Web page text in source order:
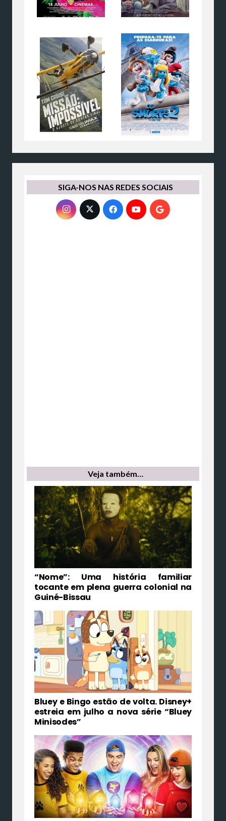
SIGA-NOS NAS REDES SOCIAIS
Veja também…
“Nome”: Uma história familiar
tocante em plena guerra colonial na
Guiné-Bissau
Bluey e Bingo estão de volta. Disney+
estreia em julho a nova série “Bluey
Minisodes”